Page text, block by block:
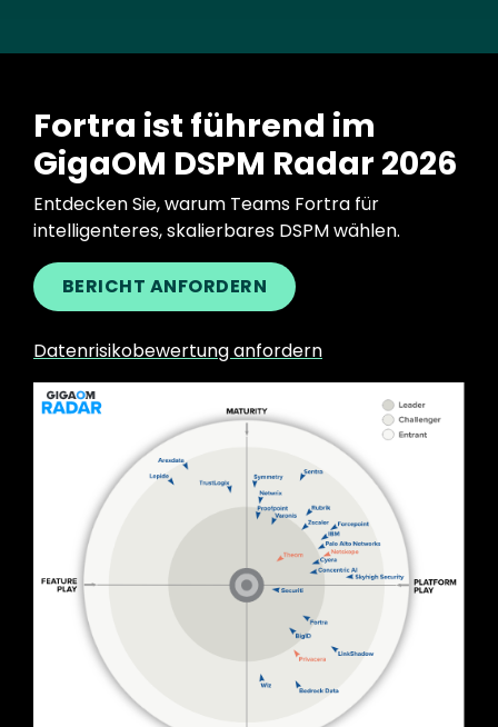
Fortra ist führend im
GigaOM DSPM Radar 2026
Entdecken Sie, warum Teams Fortra für
intelligenteres, skalierbares DSPM wählen.
BERICHT ANFORDERN
Datenrisikobewertung anfordern
Image